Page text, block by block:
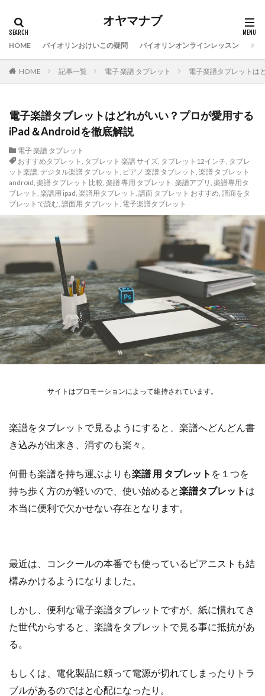
オヤマナブ
HOME バイオリンおけいこの疑問 バイオリンオンラインレッスン バ
HOME 記事一覧 電子 楽譜 タブレット 電子楽譜タブレットは
電子楽譜タブレットはどれがいい？プロが愛用する
iPad＆Androidを徹底解説
電子 楽譜 タブレット
おすすめタブレット , タブレット 楽譜 サイズ, タブレット12インチ, タブレ
ット楽譜, デジタル楽譜 タブレット , ピアノ 楽譜 タブレット , 楽譜 タブレット
android, 楽譜 タブレット 比較, 楽譜 専用 タブレット , 楽譜アプリ , 楽譜専用タ
ブレット , 楽譜用 ipad, 楽譜用タブレット , 譜面 タブレット おすすめ, 譜面をタ
ブレットで読む, 譜面用 タブレット , 電子楽譜タブレット
サイトはプロモーションによって維持されています。
楽譜をタブレットで見るようにすると、楽譜へどんどん書
き込みが出来き、消すのも楽々。
何冊も楽譜を持ち運ぶよりも楽譜 用 タブレット を１つを
持ち歩く方のが軽いので、使い始めると楽譜タブレット は
本当に便利で欠かせない存在となります。
最近は、コンクールの本番でも使っているピアニストも結
構みかけるようになりました。
しかし、便利な電子楽譜タブレットですが、紙に慣れてき
た世代からすると、楽譜をタブレットで見る事に抵抗があ
る。
もしくは、電化製品に頼って電源が切れてしまったりトラ
ブルがあるのではと心配になったり。